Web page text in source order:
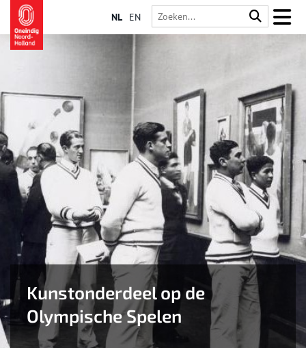
NL EN
Kunstonderdeel op de
Olympische Spelen